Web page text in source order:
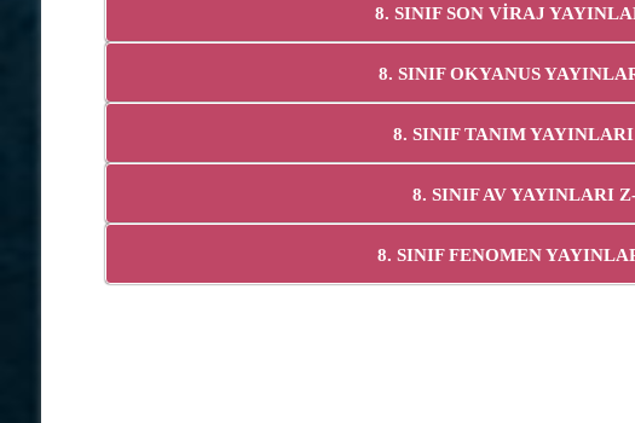
8. SINIF SON VİRAJ
8. SINIF OKYANUS
8. SINIF TANIM
8. SINIF AV YAYINLARI
8. SINIF FENOMEN